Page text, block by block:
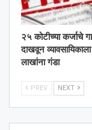
२५ कोटीच्या कर्जाचे
दाखवून
लाखांना गंडा
PREV NEXT